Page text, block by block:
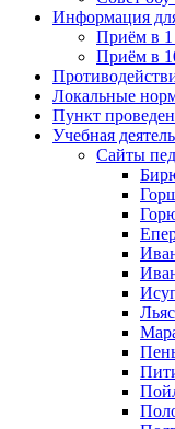
Информация
Приём в 1
Приём в
Локальные
Пункт
Учебная
Сайты